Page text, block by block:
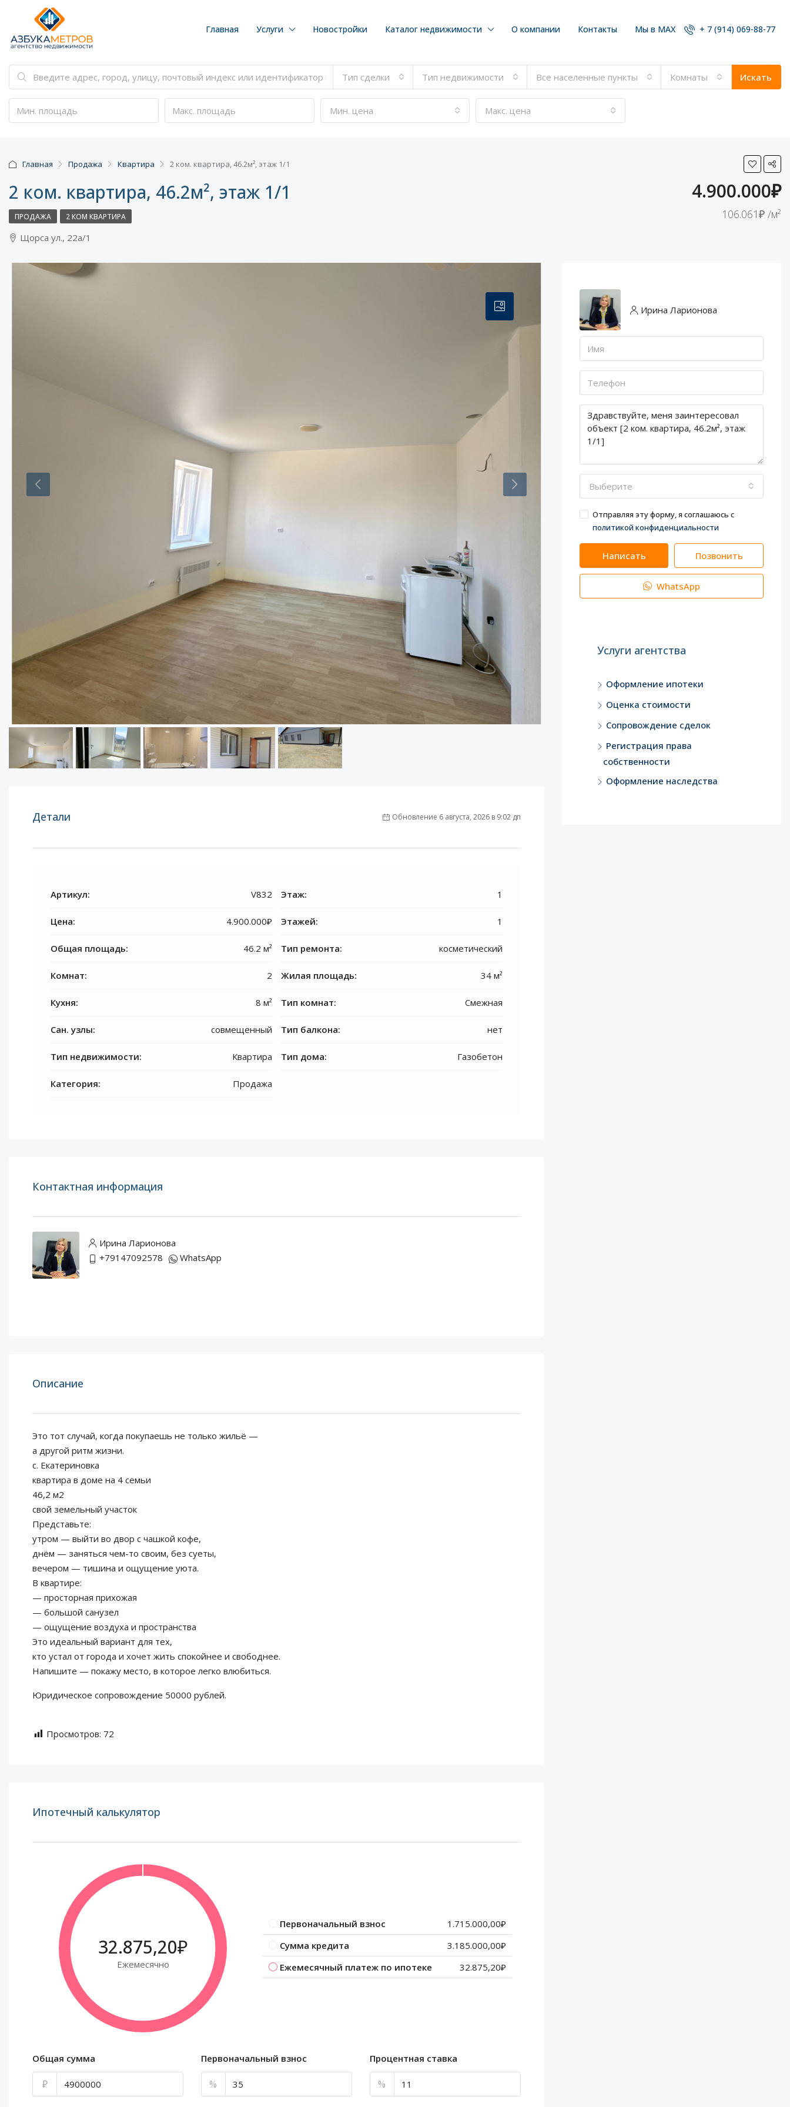
Главная Услуги Новостройки Каталог недвижимости О компании Контакты Мы в MAX + 7 (914) 069-88-77
Тип сделки Тип недвижимости Все населенные пункты Комнаты Искать
Мин. цена Макс. цена
Главная Продажа Квартира 2 ком. квартира, 46.2м², этаж 1/1
2 ком. квартира, 46.2м², этаж 1/1 4.900.000₽
106.061₽ /м²
ПРОДАЖА 2 КОМ КВАРТИРА
Щорса ул., 22а/1
Детали Обновление 6 августа, 2026 в 9:02 дп
Артикул: V832
Цена: 4.900.000₽
Общая площадь: 46.2 м²
Комнат: 2
Кухня: 8 м²
Сан. узлы: совмещенный
Тип недвижимости: Квартира
Категория: Продажа
Этаж: 1
Этажей: 1
Тип ремонта: косметический
Жилая площадь: 34 м²
Тип комнат: Смежная
Тип балкона: нет
Тип дома: Газобетон
Контактная информация
Ирина Ларионова
+79147092578
WhatsApp
Описание
Это тот случай, когда покупаешь не только жильё —
а другой ритм жизни.
с. Екатериновка
квартира в доме на 4 семьи
46,2 м2
свой земельный участок
Представьте:
утром — выйти во двор с чашкой кофе,
днём — заняться чем-то своим, без суеты,
вечером — тишина и ощущение уюта.
В квартире:
— просторная прихожая
— большой санузел
— ощущение воздуха и пространства
Это идеальный вариант для тех,
кто устал от города и хочет жить спокойнее и свободнее.
Напишите — покажу место, в которое легко влюбиться.
Юридическое сопровождение 50000 рублей.
Просмотров: 72
Ипотечный калькулятор
32.875,20₽
Ежемесячно
Первоначальный взнос
1.715.000,00₽
Сумма кредита
3.185.000,00₽
Ежемесячный платеж по ипотеке
32.875,20₽
Общая сумма
₽
Первоначальный взнос
%
Процентная ставка
%
Ирина Ларионова
Выберите
Отправляя эту форму, я соглашаюсь с
политикой конфиденциальности
Написать Позвонить
WhatsApp
Услуги агентства
Оформление ипотеки
Оценка стоимости
Сопровождение сделок
Регистрация права
собственности
Оформление наследства